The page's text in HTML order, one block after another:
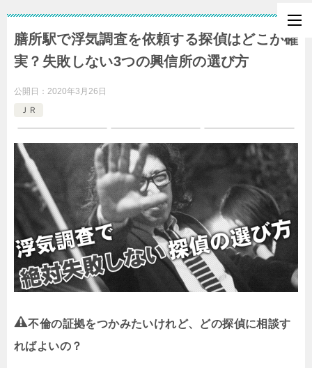
膳所駅で浮気調査を依頼する探偵はどこが確
実？失敗しない3つの興信所の選び方
公開日： 2020年3月26日
ＪＲ
不倫の証拠をつかみたいけれど、どの探偵に相談す
ればよいの？